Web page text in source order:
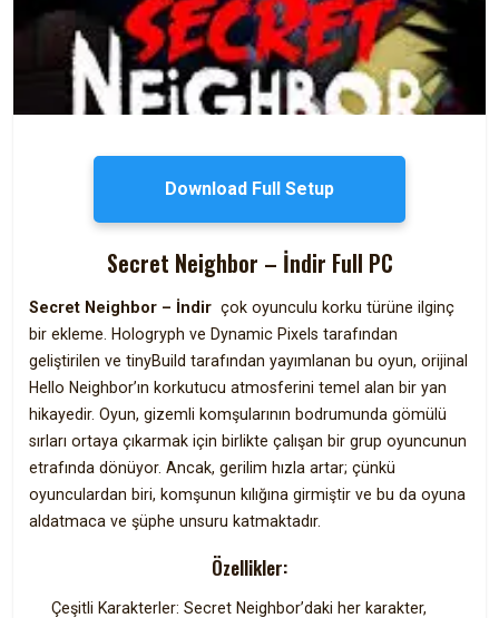
Download Full Setup
Secret Neighbor – İndir Full PC
Secret Neighbor – İndir çok oyunculu korku türüne ilginç
bir ekleme. Hologryph ve Dynamic Pixels tarafından
geliştirilen ve tinyBuild tarafından yayımlanan bu oyun, orijinal
Hello Neighbor’ın korkutucu atmosferini temel alan bir yan
hikayedir. Oyun, gizemli komşularının bodrumunda gömülü
sırları ortaya çıkarmak için birlikte çalışan bir grup oyuncunun
etrafında dönüyor. Ancak, gerilim hızla artar; çünkü
oyunculardan biri, komşunun kılığına girmiştir ve bu da oyuna
aldatmaca ve şüphe unsuru katmaktadır.
Özellikler:
Çeşitli Karakterler: Secret Neighbor’daki her karakter,